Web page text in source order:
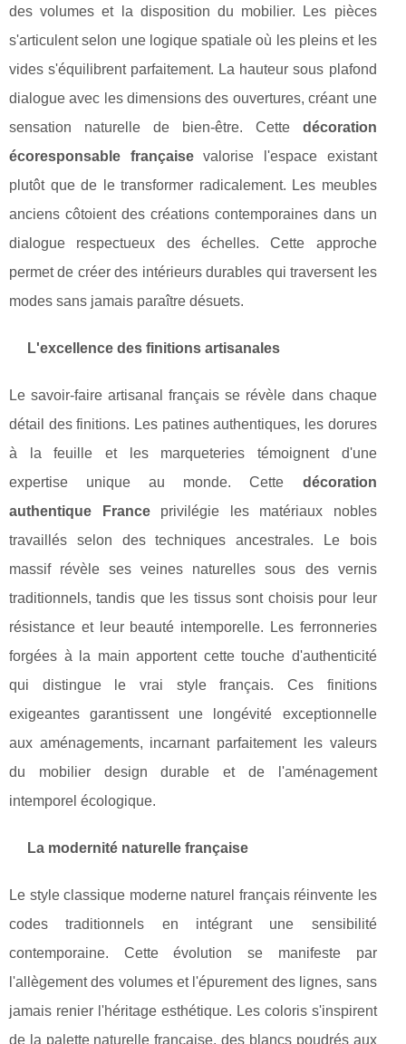
des volumes et la disposition du mobilier. Les pièces
s'articulent selon une logique spatiale où les pleins et les
vides s'équilibrent parfaitement. La hauteur sous plafond
dialogue avec les dimensions des ouvertures, créant une
sensation naturelle de bien-être. Cette décoration
écoresponsable françaisevalorise l'espace existant
plutôt que de le transformer radicalement. Les meubles
anciens côtoient des créations contemporaines dans un
dialogue respectueux des échelles. Cette approche
permet de créer des intérieurs durables qui traversent les
modes sans jamais paraître désuets.
L'excellence des finitions artisanales
Le savoir-faire artisanal français se révèle dans chaque
détail des finitions. Les patines authentiques, les dorures
à la feuille et les marqueteries témoignent d'une
expertise unique au monde. Cette décoration
authentique Franceprivilégie les matériaux nobles
travaillés selon des techniques ancestrales. Le bois
massif révèle ses veines naturelles sous des vernis
traditionnels, tandis que les tissus sont choisis pour leur
résistance et leur beauté intemporelle. Les ferronneries
forgées à la main apportent cette touche d'authenticité
qui distingue le vrai style français. Ces finitions
exigeantes garantissent une longévité exceptionnelle
aux aménagements, incarnant parfaitement les valeurs
du mobilier design durable et de l'aménagement
intemporel écologique.
La modernité naturelle française
Le style classique moderne naturel français réinvente les
codes traditionnels en intégrant une sensibilité
contemporaine. Cette évolution se manifeste par
l'allègement des volumes et l'épurement des lignes, sans
jamais renier l'héritage esthétique. Les coloris s'inspirent
de la palette naturelle française, des blancs poudrés aux